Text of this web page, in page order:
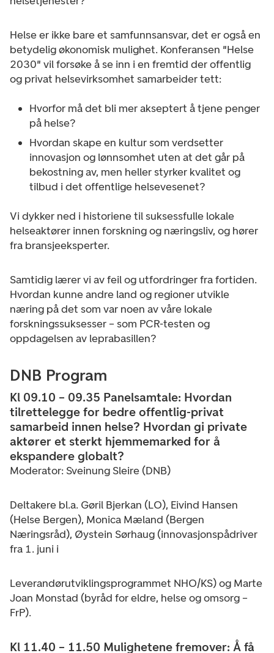
Helse er ikke bare et samfunnsansvar, det er også en
betydelig økonomisk mulighet. Konferansen "Helse
2030" vil forsøke å se inn i en fremtid der offentlig
og privat helsevirksomhet samarbeider tett:
Hvorfor må det bli mer akseptert å tjene penger
på helse?
Hvordan skape en kultur som verdsetter
innovasjon og lønnsomhet uten at det går på
bekostning av, men heller styrker kvalitet og
tilbud i det offentlige helsevesenet?
Vi dykker ned i historiene til suksessfulle lokale
helseaktører innen forskning og næringsliv, og hører
fra bransjeeksperter.
Samtidig lærer vi av feil og utfordringer fra fortiden.
Hvordan kunne andre land og regioner utvikle
næring på det som var noen av våre lokale
forskningssuksesser – som PCR-testen og
oppdagelsen av leprabasillen?
DNB Program
Kl 09.10 – 09.35 Panelsamtale: Hvordan
tilrettelegge for bedre offentlig-privat
samarbeid innen helse? Hvordan gi private
aktører et sterkt hjemmemarked for å
ekspandere globalt?
Moderator: Sveinung Sleire (DNB)
Deltakere bl.a. Gøril Bjerkan (LO), Eivind Hansen
(Helse Bergen), Monica Mæland (Bergen
Næringsråd), Øystein Sørhaug (innovasjonspådriver
fra 1. juni i
Leverandørutviklingsprogrammet NHO/KS) og Marte
Joan Monstad (byråd for eldre, helse og omsorg –
FrP).
Kl 11.40 – 11.50 Mulighetene fremover: Å få